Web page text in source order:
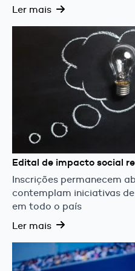
Ler mais
Edital de impacto social
Inscrições permanecem
contemplam iniciativas
em todo o país
Ler mais